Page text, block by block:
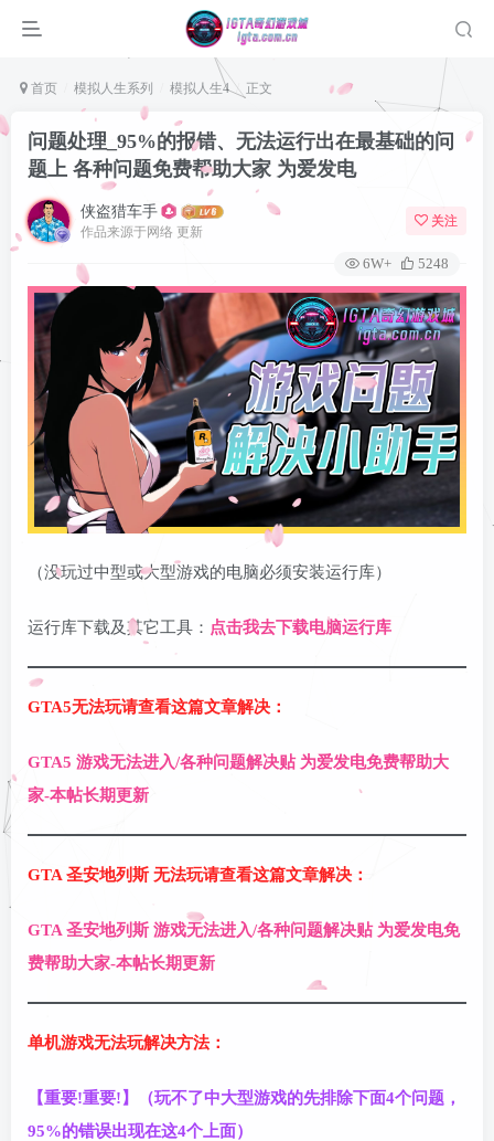
首页 模拟人生系列 模拟人生4 正文
问题处理_95%的报错、无法运行出在最基础的问
题上 各种问题免费帮助大家 为爱发电
侠盗猎车手
作品来源于网络 更新
关注
6W+ 5248
（没玩过中型或大型游戏的电脑必须安装运行库）
运行库下载及其它工具： 点击我去下载电脑运行库
GTA5无法玩请查看这篇文章解决：
GTA5 游戏无法进入/各种问题解决贴 为爱发电免费帮助大
家-本帖长期更新
GTA 圣安地列斯 无法玩请查看这篇文章解决：
GTA 圣安地列斯 游戏无法进入/各种问题解决贴 为爱发电免
费帮助大家-本帖长期更新
单机游戏无法玩解决方法：
【重要!重要!】（玩不了中大型游戏的先排除下面4个问题，
95%的错误出现在这4个上面）
登录
没有账号？立即注册
用户名或邮箱
登录密码
记住登录
登录